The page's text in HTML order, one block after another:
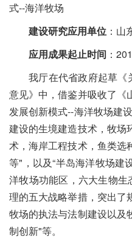
式--海洋牧场
建设研究应用单位 ：山
应用成果起止时间 ：
我厅在代省政府起草
意见》中，借鉴并吸收了《
发展创新模式--海洋牧场建
建设的生境建造技术，牧场
术，海岸工程技术，鱼类选
等"，以及“半岛海洋牧场建
洋牧场功能区，六大生物生
理的五大战略举措，突出了
牧场的执法与法制建设以及
制创新"等。